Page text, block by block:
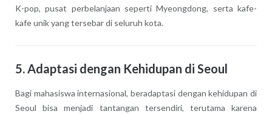
K-pop, pusat perbelanjaan seperti Myeongdong, serta kafe-
kafe unik yang tersebar di seluruh kota.
5. Adaptasi dengan Kehidupan di Seoul
Bagi mahasiswa internasional, beradaptasi dengan kehidupan di
Seoul bisa menjadi tantangan tersendiri, terutama karena